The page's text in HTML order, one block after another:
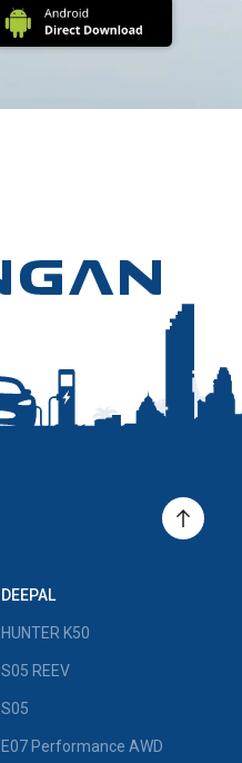
DEEPAL
HUNTER K50
S05 REEV
S05
E07 Performance AWD